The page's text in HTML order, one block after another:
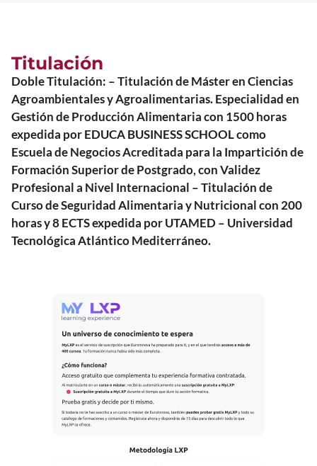
Titulación
Doble Titulación: – Titulación de Máster en Ciencias
Agroambientales y Agroalimentarias. Especialidad en
Gestión de Producción Alimentaria con 1500 horas
expedida por EDUCA BUSINESS SCHOOL como
Escuela de Negocios Acreditada para la Impartición de
Formación Superior de Postgrado, con Validez
Profesional a Nivel Internacional – Titulación de
Curso de Seguridad Alimentaria y Nutricional con 200
horas y 8 ECTS expedida por UTAMED – Universidad
Tecnológica Atlántico Mediterráneo.